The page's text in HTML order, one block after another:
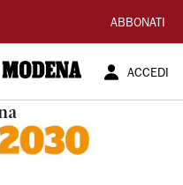
ABBONATI
ACCEDI